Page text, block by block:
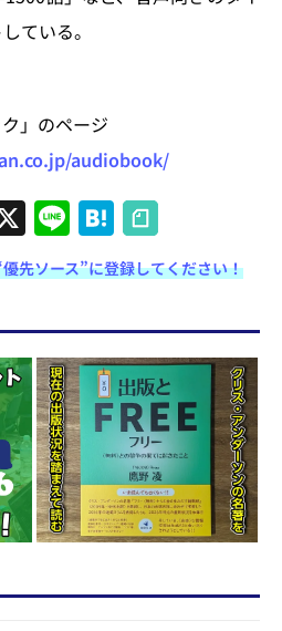
ている。
」のページ
audiobook/
X Li
n
e
H
at
e
n
a
先ソース”に登録してください！